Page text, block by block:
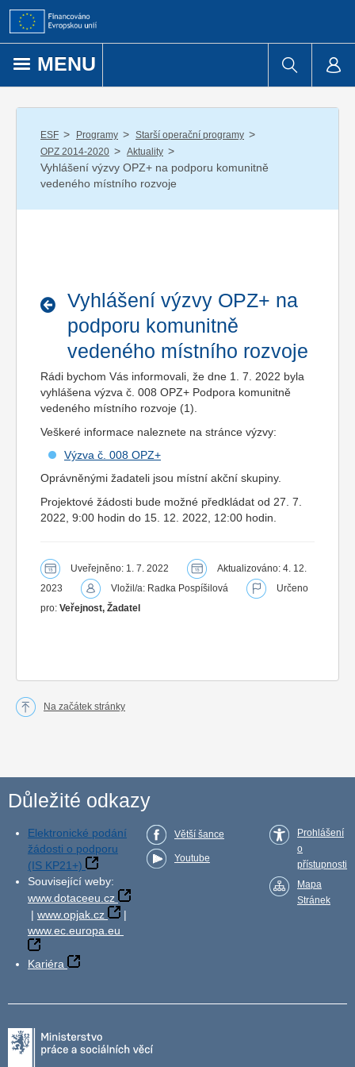
Přejít k obsahu
MENU
ESF / Programy / Starší operační programy /
OPZ 2014-2020 / Aktuality /
Vyhlášení výzvy OPZ+ na podporu komunitně
vedeného místního rozvoje
Vyhlášení výzvy OPZ+ na
podporu komunitně
vedeného místního rozvoje
Rádi bychom Vás informovali, že dne 1. 7. 2022 byla
vyhlášena výzva č. 008 OPZ+ Podpora komunitně
vedeného místního rozvoje (1).
Veškeré informace naleznete na stránce výzvy:
Výzva č. 008 OPZ+
Oprávněnými žadateli jsou místní akční skupiny.
Projektové žádosti bude možné předkládat od 27. 7.
2022, 9:00 hodin do 15. 12. 2022, 12:00 hodin.
Uveřejněno: 1. 7. 2022
Aktualizováno: 4. 12.
2023
Vložil/a: Radka Pospíšilová
Určeno
pro: Veřejnost, Žadatel
Na začátek stránky
Důležité odkazy
Elektronické podání
žádosti o podporu
(IS KP21+)
Související weby:
www.dotaceeu.cz
| www.opjak.cz
|
www.ec.europa.eu
Kariéra
Větší šance
Youtube
Prohlášení
o
přístupnosti
Mapa
Stránek